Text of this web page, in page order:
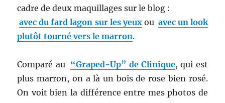
cadre de deux maquillages sur le blog :
avec du fard lagon sur les yeuxou avec un look
plutôt tourné vers le marron.
Comparé au “Graped-Up” de Clinique, qui est
plus marron, on a là un bois de rose bien rosé.
On voit bien la différence entre mes photos de